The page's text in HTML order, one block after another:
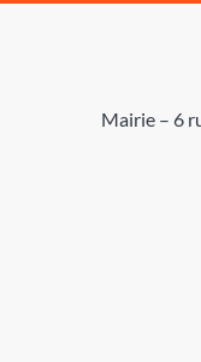
Mairie – 6